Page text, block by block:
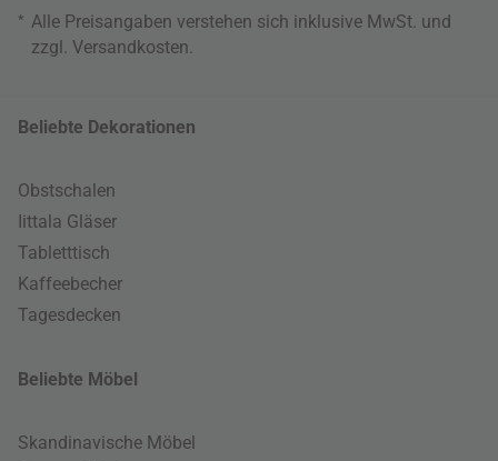
* Alle Preisangaben verstehen sich inklusive MwSt. und
zzgl. Versandkosten
Beliebte Dekorationen
Obstschalen
Iittala Gläser
Tabletttisch
Kaffeebecher
Tagesdecken
Beliebte Möbel
Skandinavische Möbel